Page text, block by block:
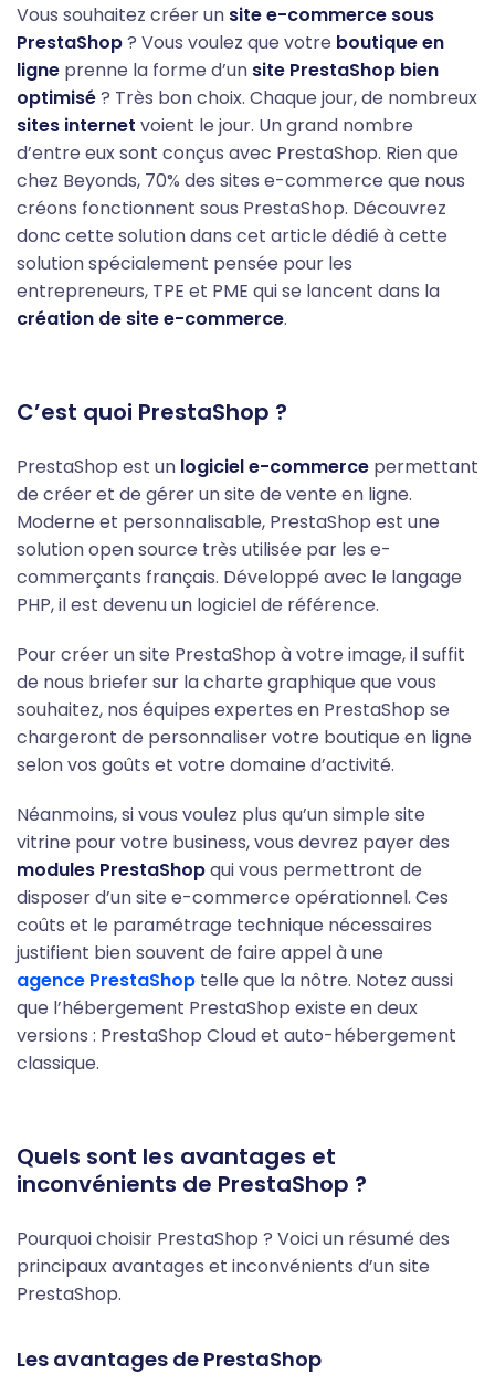
Vous souhaitez créer un site e-commerce sous
PrestaShop? Vous voulez que votre boutique en
ligne prenne la forme d’un site PrestaShop bien
optimisé? Très bon choix. Chaque jour, de nombreux
sites internet voient le jour. Un grand nombre
d’entre eux sont conçus avec PrestaShop. Rien que
chez Beyonds, 70% des sites e-commerce que nous
créons fonctionnent sous PrestaShop. Découvrez
donc cette solution dans cet article dédié à cette
solution spécialement pensée pour les
entrepreneurs, TPE et PME qui se lancent dans la
création de site e-commerce.
C’est quoi PrestaShop ?
PrestaShop est un logiciel e-commerce permettant
de créer et de gérer un site de vente en ligne.
Moderne et personnalisable, PrestaShop est une
solution open source très utilisée par les e-
commerçants français. Développé avec le langage
PHP, il est devenu un logiciel de référence.
Pour créer un site PrestaShop à votre image, il suffit
de nous briefer sur la charte graphique que vous
souhaitez, nos équipes expertes en PrestaShop se
chargeront de personnaliser votre boutique en ligne
selon vos goûts et votre domaine d’activité.
Néanmoins, si vous voulez plus qu’un simple site
vitrine pour votre business, vous devrez payer des
modules PrestaShopqui vous permettront de
disposer d’un site e-commerce opérationnel. Ces
coûts et le paramétrage technique nécessaires
justifient bien souvent de faire appel à une
agence PrestaShop telle que la nôtre. Notez aussi
que l’hébergement PrestaShop existe en deux
versions : PrestaShop Cloud et auto-hébergement
classique.
Quels sont les avantages et
inconvénients de PrestaShop ?
Pourquoi choisir PrestaShop ? Voici un résumé des
principaux avantages et inconvénients d’un site
PrestaShop.
Les avantages de PrestaShop